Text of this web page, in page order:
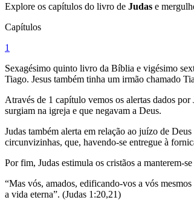
Explore os capítulos do livro de Judas e
Capítulos
1
Sexagésimo quinto livro da Bíblia e vigésimo
Tiago. Jesus também tinha um irmão chamado
Através de 1 capítulo vemos os alertas dados
surgiam na igreja e que negavam a Deus.
Judas também alerta em relação ao juízo de
circunvizinhas, que, havendo-se entregue à
Por fim, Judas estimula os cristãos a manterem-
“Mas vós, amados, edificando-vos a vós
a vida eterna”. (Judas 1:20,21)